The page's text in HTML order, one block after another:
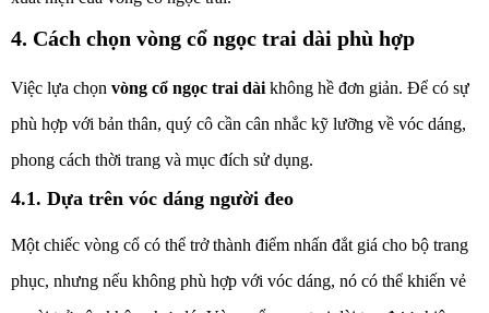
4. Cách chọn vòng cổ ngọc trai dài phù hợp
Việc lựa chọn vòng cổ ngọc trai dài không hề đơn giản. Để có sự
phù hợp với bản thân, quý cô cần cân nhắc kỹ lưỡng về vóc dáng,
phong cách thời trang và mục đích sử dụng.
4.1. Dựa trên vóc dáng người đeo
Một chiếc vòng cổ có thể trở thành điểm nhấn đắt giá cho bộ trang
phục, nhưng nếu không phù hợp với vóc dáng, nó có thể khiến vẻ